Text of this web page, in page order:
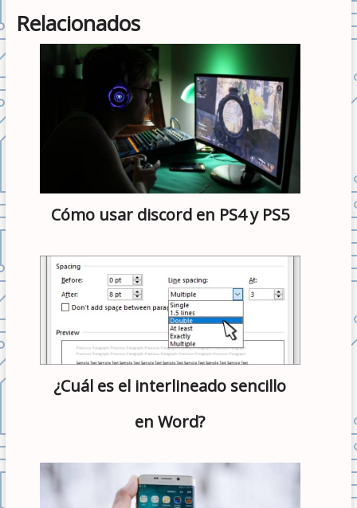
Relacionados
Cómo usar discord en PS4 y PS5
¿Cuál es el interlineado sencillo
en Word?